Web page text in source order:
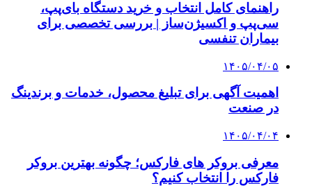
راهنمای کامل انتخاب و خرید دستگاه بای‌پپ،
سی‌پپ و اکسیژن‌ساز | بررسی تخصصی برای
بیماران تنفسی
۱۴۰۵/۰۴/۰۵
اهمیت آگهی برای تبلیغ محصول، خدمات و برندینگ
در صنعت
۱۴۰۵/۰۴/۰۴
معرفی بروکر های فارکس؛ چگونه بهترین بروکر
فارکس را انتخاب کنیم؟